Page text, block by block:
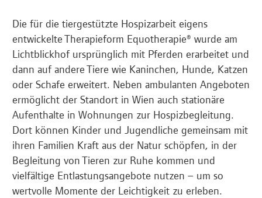
Die für die tiergestützte Hospizarbeit eigens
entwickelte Therapieform Equotherapie® wurde am
Lichtblickhof ursprünglich mit Pferden erarbeitet und
dann auf andere Tiere wie Kaninchen, Hunde, Katzen
oder Schafe erweitert. Neben ambulanten Angeboten
ermöglicht der Standort in Wien auch stationäre
Aufenthalte in Wohnungen zur Hospizbegleitung.
Dort können Kinder und Jugendliche gemeinsam mit
ihren Familien Kraft aus der Natur schöpfen, in der
Begleitung von Tieren zur Ruhe kommen und
vielfältige Entlastungsangebote nutzen – um so
wertvolle Momente der Leichtigkeit zu erleben.